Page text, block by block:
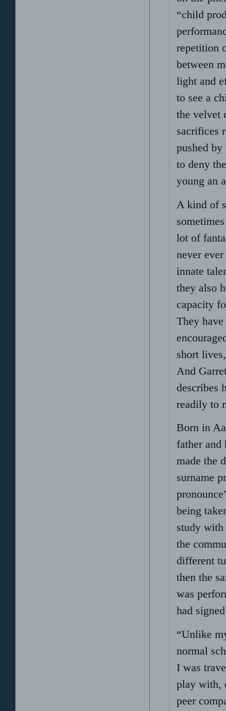
“child
repetition
between
light and
to see a
the velvet
sacrifices
pushed by
to deny
young an
A kind of
lot of
never
innate
they also
capacity
They
short
And
describes
readily to
Born in
father
made the
surname
being
study with
the
different
then the
was
had
“Unlike
normal
I was
play with,
peer